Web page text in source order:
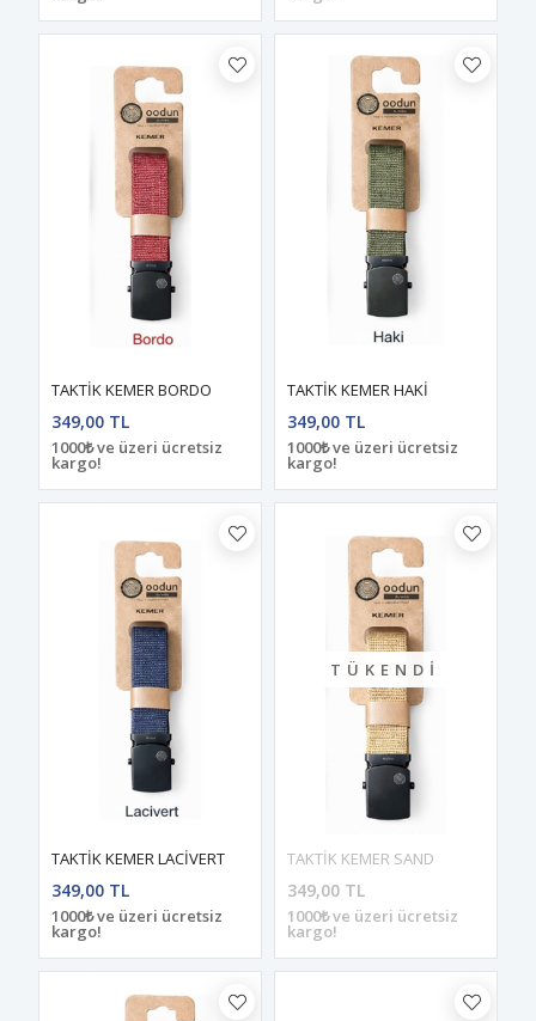
TAKTİK KEMER BORDO
349,00 TL
1000₺ ve üzeri ücretsiz
kargo!
TAKTİK KEMER HAKİ
349,00 TL
1000₺ ve üzeri ücretsiz
kargo!
TAKTİK KEMER LACİVERT
349,00 TL
1000₺ ve üzeri ücretsiz
kargo!
TÜKENDI
TAKTİK KEMER SAND
349,00 TL
1000₺ ve üzeri ücretsiz
kargo!